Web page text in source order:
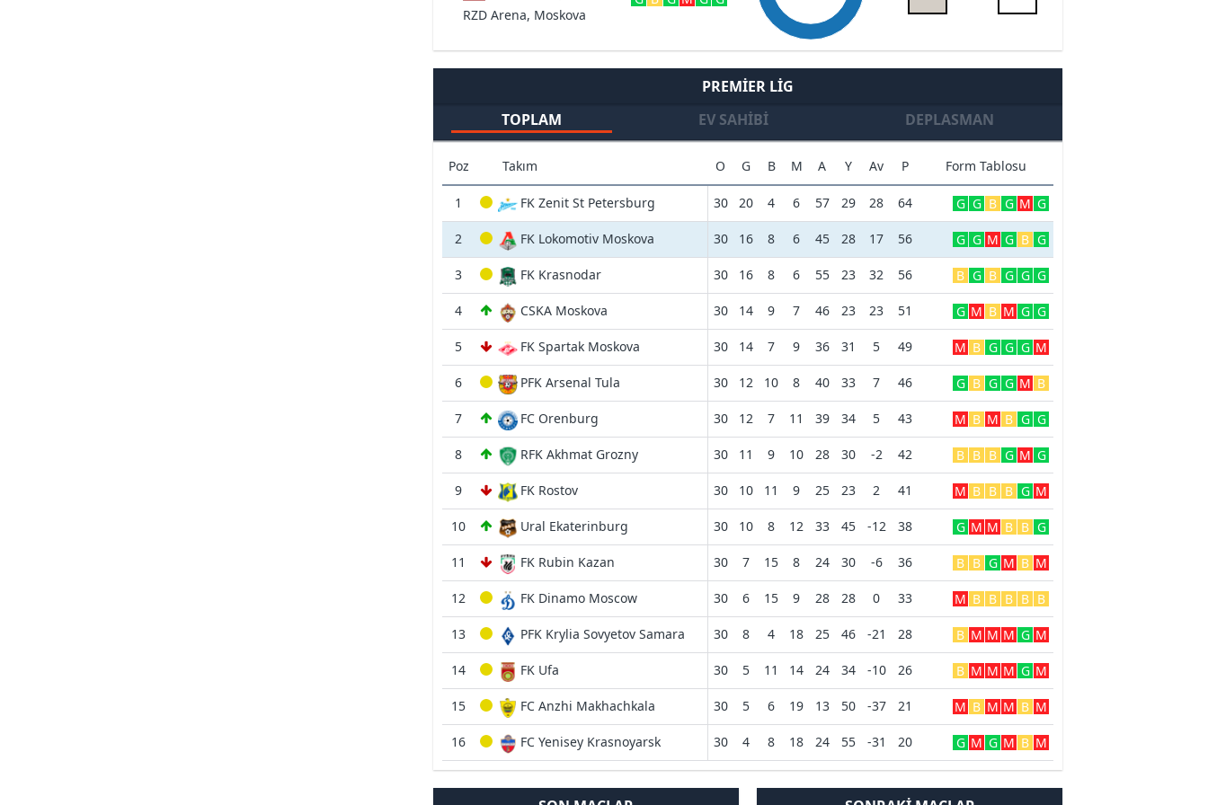
RZD Arena, Moskova
PREMIER LIG
TOPLAM
EV SAHIBI DEPLASMAN
Poz Takım O G B M A Y Av P Form Tablosu
1 FK Zenit St Petersburg 30 20 4 6 57 29 28 64 G G B G M G
2 FK Lokomotiv Moskova 30 16 8 6 45 28 17 56 G G M G B G
3 FK Krasnodar 30 16 8 6 55 23 32 56 B G B G G G
4 CSKA Moskova 30 14 9 7 46 23 23 51 G M B M G G
5 FK Spartak Moskova 30 14 7 9 36 31 5 49 M B G G G M
6 PFK Arsenal Tula 30 12 10 8 40 33 7 46 G B G G M B
7 FC Orenburg 30 12 7 11 39 34 5 43 M B M B G G
8 RFK Akhmat Grozny 30 11 9 10 28 30 -2 42 B B B G M G
9 FK Rostov 30 10 11 9 25 23 2 41 M B B B G M
10 Ural Ekaterinburg 30 10 8 12 33 45 -12 38 G M M B B G
11 FK Rubin Kazan 30 7 15 8 24 30 -6 36 B B G M B M
12 FK Dinamo Moscow 30 6 15 9 28 28 0 33 M B B B B B
13 PFK Krylia Sovyetov Samara 30 8 4 18 25 46 -21 28 B M M M G M
14 FK Ufa 30 5 11 14 24 34 -10 26 B M M M G M
15 FC Anzhi Makhachkala 30 5 6 19 13 50 -37 21 M B M M B M
16 FC Yenisey Krasnoyarsk 30 4 8 18 24 55 -31 20 G M G M B M